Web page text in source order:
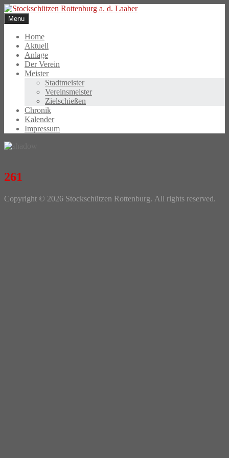
Skip
to
content
Menu
Home
Aktuell
Anlage
Der Verein
Meister
Stadtmeister
Vereinsmeister
Zielschießen
Chronik
Kalender
Impressum
261
Photo
Copyright © 2026 Stockschützen Rottenburg. All rights reserved.